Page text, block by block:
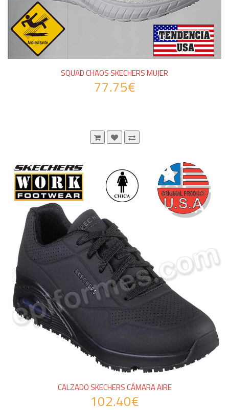
SQUAD CHAOS SKECHERS MUJER
77.75€
CALZADO SKECHERS CÁMARA AIRE
102.40€